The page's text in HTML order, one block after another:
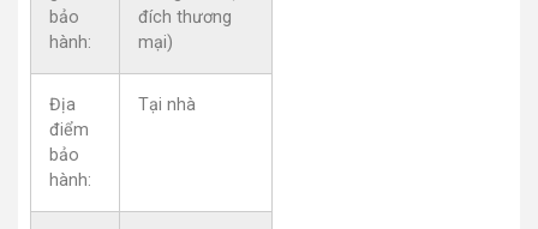
bảo
hành:
đích thương
mại)
Địa
điểm
bảo
hành:
Tại nhà